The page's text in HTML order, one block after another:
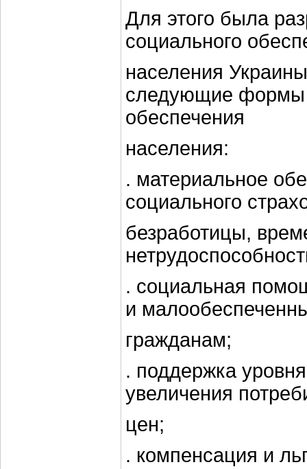
Для этого была
социального
населения
следующие формы
обеспечения
населения:
. материальное
социального
безработицы,
. социальная
и
гражданам;
. поддержка
увеличения
цен;
. компенсация и